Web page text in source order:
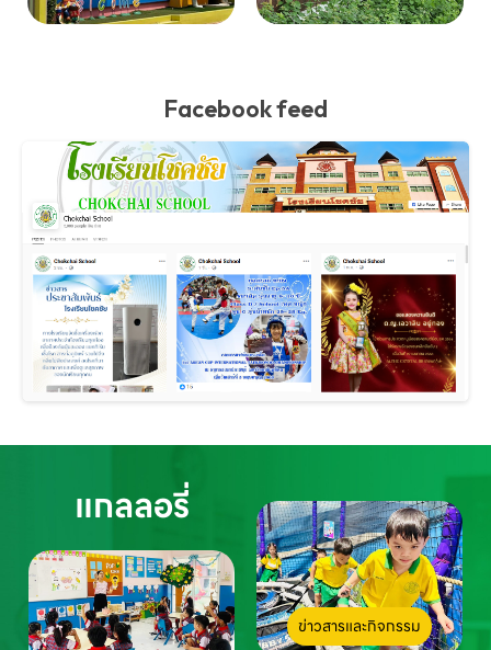
Facebook feed
แกลลอรี่
ข่าวสารและกิจกรรม